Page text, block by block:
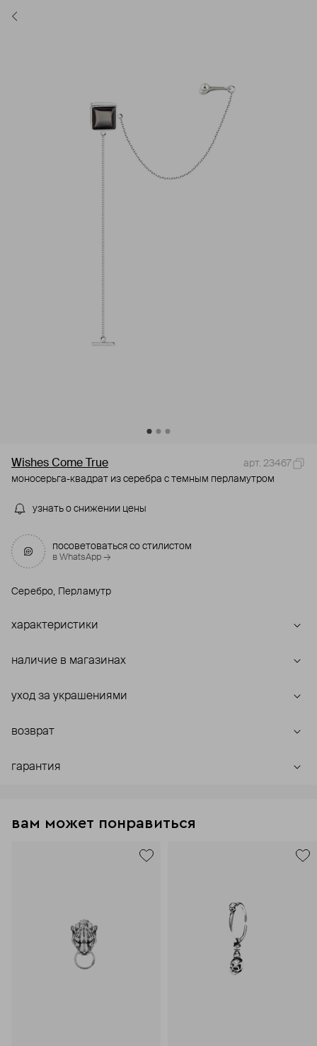
Wishes Come True
арт. 23467
моносерьга-квадрат из серебра с темным перламутром
узнать о снижении цены
посоветоваться со стилистом
в WhatsApp →
Серебро, Перламутр
характеристики
наличие в магазинах
уход за украшениями
возврат
гарантия
вам может понравиться